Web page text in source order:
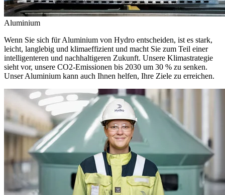
Aluminium
Wenn Sie sich für Aluminium von Hydro entscheiden, ist es stark,
leicht, langlebig und klimaeffizient und macht Sie zum Teil einer
intelligenteren und nachhaltigeren Zukunft. Unsere Klimastrategie
sieht vor, unsere CO2-Emissionen bis 2030 um 30 % zu senken.
Unser Aluminium kann auch Ihnen helfen, Ihre Ziele zu erreichen.